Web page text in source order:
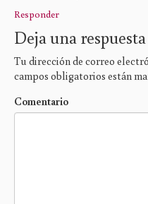
Responder
Deja una respuesta
Tu dirección de correo
campos obligatorios están
Comentario